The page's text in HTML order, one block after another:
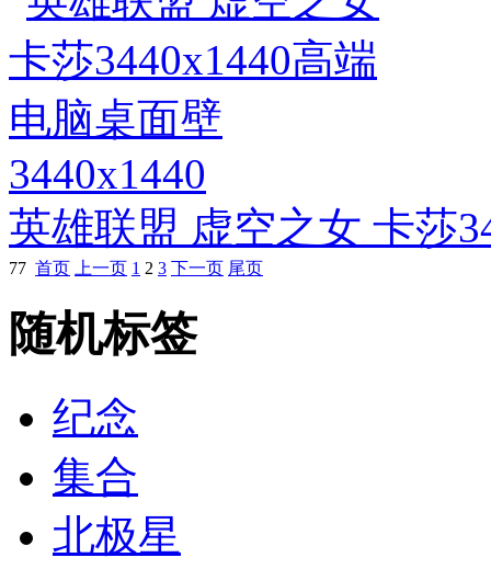
3440x1440
英雄联盟 虚空之女 卡莎
77 首页 上一页 1 2 3 下一页 尾页
随机标签
纪念
集合
北极星